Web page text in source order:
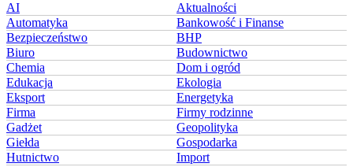
AI
Aktualności
Automatyka
Bankowość i Finanse
Bezpieczeństwo
BHP
Biuro
Budownictwo
Chemia
Dom i ogród
Edukacja
Ekologia
Eksport
Energetyka
Firma
Firmy rodzinne
Gadżet
Geopolityka
Giełda
Gospodarka
Hutnictwo
Import